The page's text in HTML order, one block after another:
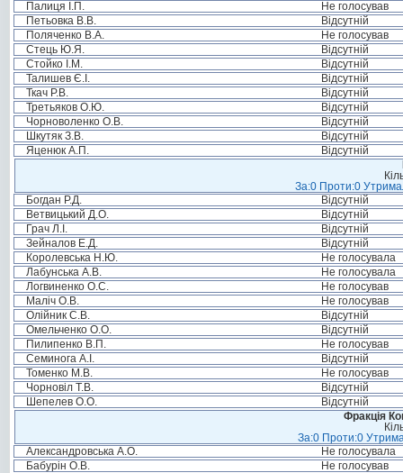
Палиця І.П.
Не голосував
Петьовка В.В.
Відсутній
Поляченко В.А.
Не голосував
Стець Ю.Я.
Відсутній
Стойко І.М.
Відсутній
Талишев Є.І.
Відсутній
Ткач Р.В.
Відсутній
Третьяков О.Ю.
Відсутній
Чорноволенко О.В.
Відсутній
Шкутяк З.В.
Відсутній
Яценюк А.П.
Відсутній
За:0 Проти:0
Богдан Р.Д.
Відсутній
Ветвицький Д.О.
Відсутній
Грач Л.І.
Відсутній
Зейналов Е.Д.
Відсутній
Королевська Н.Ю.
Не голосувала
Лабунська А.В.
Не голосувала
Логвиненко О.С.
Не голосував
Маліч О.В.
Не голосував
Олійник С.В.
Відсутній
Омельченко О.О.
Відсутній
Пилипенко В.П.
Не голосував
Семинога А.І.
Відсутній
Томенко М.В.
Не голосував
Чорновіл Т.В.
Відсутній
Шепелев О.О.
Відсутній
Фракція
За:0 Проти:0
Александровська А.О.
Не голосувала
Бабурін О.В.
Не голосував